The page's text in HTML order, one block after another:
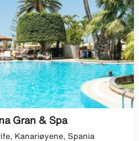
Gran & Spa
Kanariøyene, Spania